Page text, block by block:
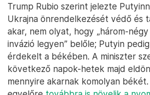
Trump Rubio szerint jelezte
Ukrajna önrendelkezését védő és
akar, nem olyat, hogy „három-
invázió legyen” belőle; Putyin
érdekelt a békében. A miniszter
következő napok-hetek majd
mennyire akarnak komolyan